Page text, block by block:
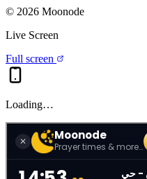
© 2026 Moonode
Live Screen
Full screen
Loading…